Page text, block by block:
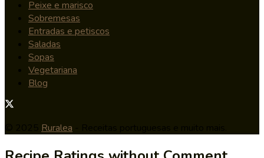
Peixe e marisco
Sobremesas
Entradas e petiscos
Saladas
Sopas
Vegetariana
Blog
Ruralea